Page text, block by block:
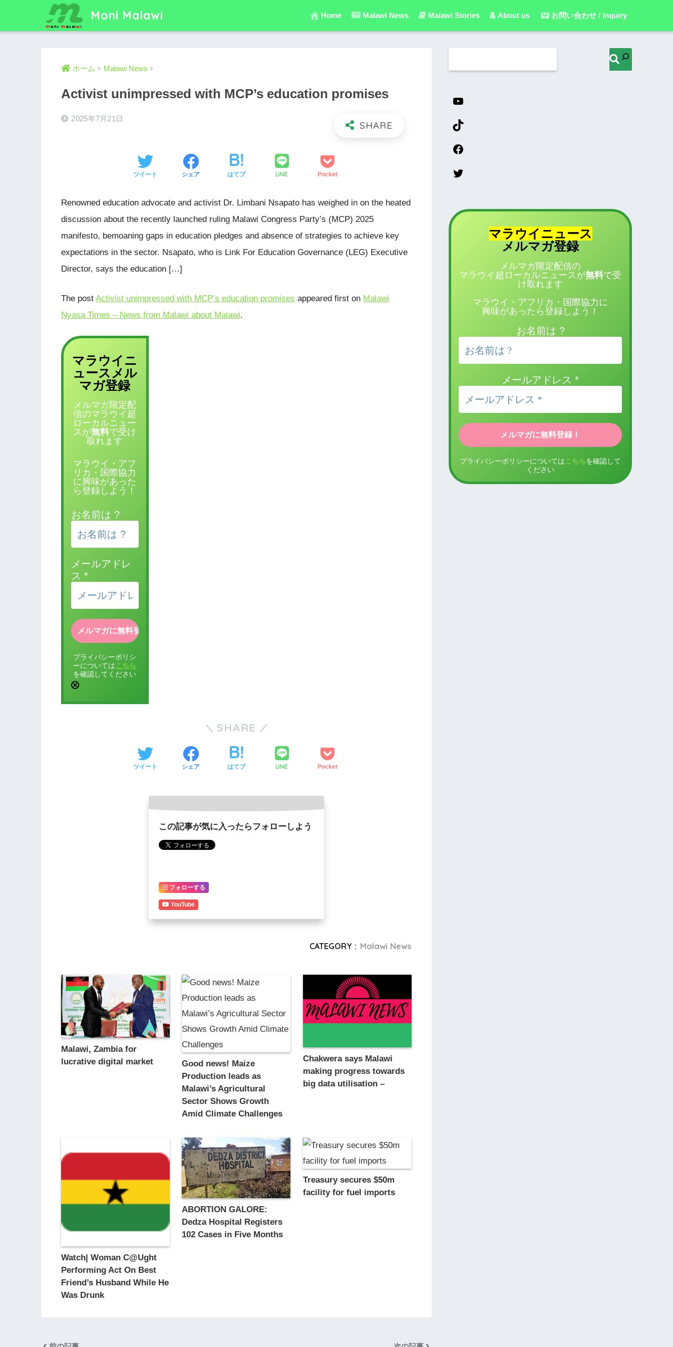
Moni Malawi Home Malawi News Malawi Stories About us お問い合わせ / Inquiry
ホーム Malawi News
Activist unimpressed with MCP’s education promises
2025年7月21日
ツイート シェア はてブ LINE Pocket
Renowned education advocate and activist Dr. Limbani Nsapato has weighed in on the heated
discussion about the recently launched ruling Malawi Congress Party’s (MCP) 2025
manifesto, bemoaning gaps in education pledges and absence of strategies to achieve key
expectations in the sector. Nsapato, who is Link For Education Governance (LEG) Executive
Director, says the education […]
The post Activist unimpressed with MCP’s education promises appeared first on Malawi
Nyasa Times – News from Malawi about Malawi.
マラウイニ
ュース メル
マガ登録
メルマガ限定配
信のマラウイ超
ローカルニュー
スが無料で受け
取れます
マラウイ・アフ
リカ・国際協力
に興味があった
ら登録しよう！
お名前は ?
メールアドレ
ス *
プライバシーポリシ
ーについては こちら
を確認してください
SHARE
ツイート シェア はてブ LINE Pocket
この記事が気に入ったらフォローしよう
フォローする
YouTube
CATEGORY : Malawi News
Malawi, Zambia for
lucrative digital market
Good news! Maize
Production leads as
Malawi’s Agricultural
Sector Shows Growth
Amid Climate Challenges
Chakwera says Malawi
making progress towards
big data utilisation –
Watch| Woman C@Ught
Performing Act On Best
Friend’s Husband While He
Was Drunk
ABORTION GALORE:
Dedza Hospital Registers
102 Cases in Five Months
Treasury secures $50m
facility for fuel imports
マラウイニュース
メルマガ登録
メルマガ限定配信の
マラウイ超ローカルニュースが無料で受
け取れます
マラウイ・アフリカ・国際協力に
興味があったら登録しよう！
お名前は ?
メールアドレス*
プライバシーポリシーについては こちら を確認して
ください